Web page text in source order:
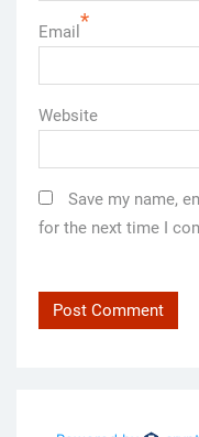
Email *
Website
Save my name,
for the next time I